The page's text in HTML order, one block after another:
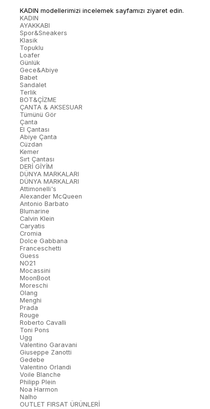
KADIN modellerimizi incelemek sayfamızı ziyaret edin.
KADIN
AYAKKABI
Spor&Sneakers
Klasik
Topuklu
Loafer
Günlük
Gece&Abiye
Babet
Sandalet
Terlik
BOT&ÇİZME
ÇANTA & AKSESUAR
Tümünü Gör
Çanta
El Çantası
Abiye Çanta
Cüzdan
Kemer
Sırt Çantası
DERİ GİYİM
DÜNYA MARKALARI
DÜNYA MARKALARI
Attimonelli's
Alexander McQueen
Antonio Barbato
Blumarine
Calvin Klein
Caryatis
Cromia
Dolce Gabbana
Franceschetti
Guess
NO21
Mocassini
MoonBoot
Moreschi
Olang
Menghi
Prada
Rouge
Roberto Cavalli
Toni Pons
Ugg
Valentino Garavani
Giuseppe Zanotti
Gedebe
Valentino Orlandi
Voile Blanche
Philipp Plein
Noa Harmon
Nalho
OUTLET FIRSAT ÜRÜNLERİ